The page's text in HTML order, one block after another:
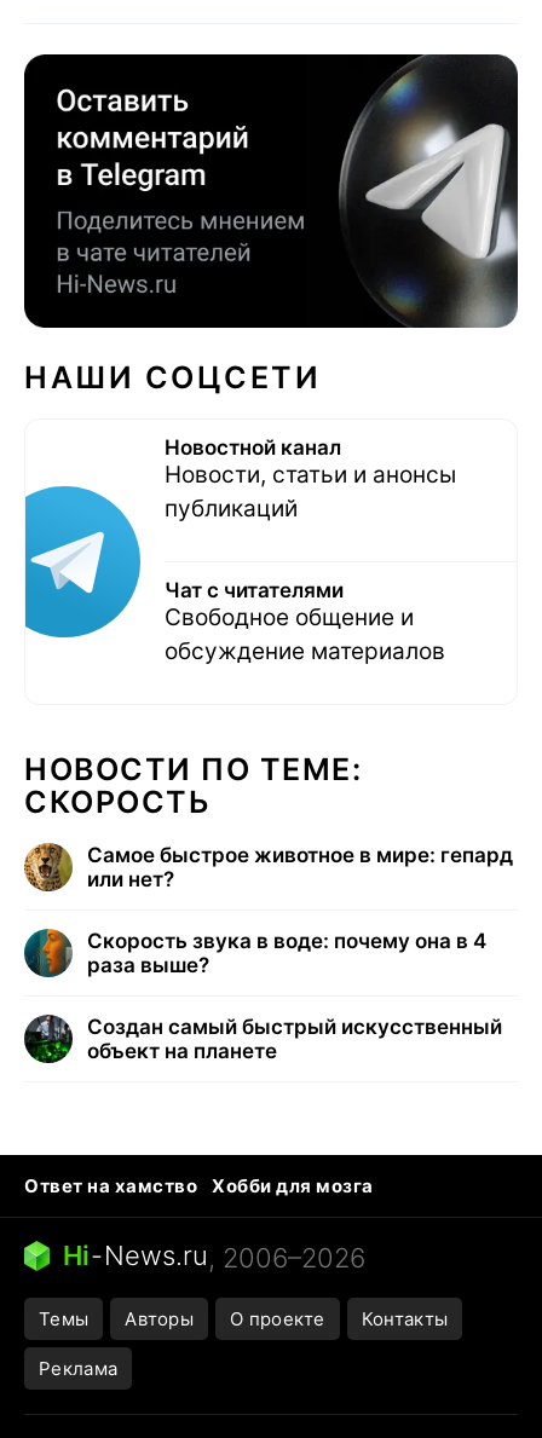
НАШИ СОЦСЕТИ
Новостной канал
Новости, статьи и анонсы
публикаций
Чат с читателями
Свободное общение и
обсуждение материалов
НОВОСТИ ПО ТЕМЕ:
СКОРОСТЬ
Самое быстрое животное в мире: гепард
или нет?
Скорость звука в воде: почему она в 4
раза выше?
Создан самый быстрый искусственный
объект на планете
Ответ на хамство
Хобби для мозга
Бензин 100 и 95
Тунцы в океанариуме
Следующая пандемия
Hi-News.ru, 2006–2026
Темы Авторы О проекте Контакты
Реклама